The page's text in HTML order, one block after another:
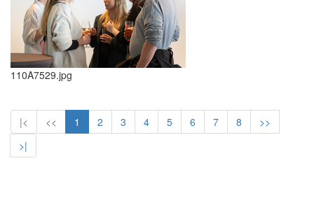
110A7529.jpg
|< << 1 2 3 4 5 6 7 8
>>
>|